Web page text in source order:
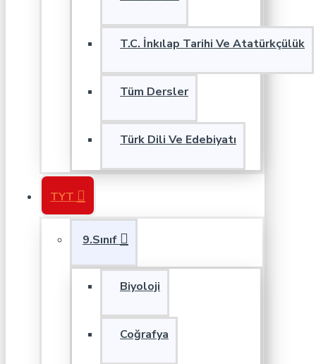
T.C. İnkılap Tarihi Ve Atatürkçülük
Tüm Dersler
Türk Dili Ve Edebiyatı
TYT
9.Sınıf
Biyoloji
Coğrafya